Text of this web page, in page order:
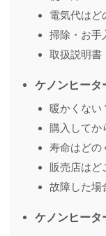
電気代はど
掃除・お手
取扱説明書
ケノンヒータ
暖かくない
購入してか
寿命はどの
販売店はど
故障した場
ケノンヒータ